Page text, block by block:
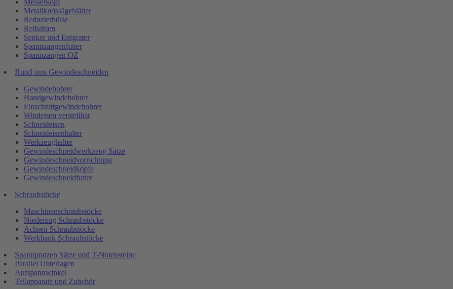
Messerkopf
Metallkreissägeblätter
Reduzierhülse
Reibahlen
Senker und Entgrater
Spannzangenfutter
Spannzangen OZ
Rund ums Gewindeschneiden
Gewindebohrer
Handgewindebohrer
Einschnittgewindebohrer
Windeisen verstellbar
Schneideisen
Schneideisenhalter
Werkzeughalter
Gewindeschneidwerkzeug Sätze
Gewindeschneidvorrichtung
Gewindeschneidköpfe
Gewindeschneidfutter
Schraubstöcke
Maschinenschraubstöcke
Niederzug Schraubstöcke
Achsen Schraubstöcke
Werkbank Schraubstöcke
Spannpratzen Sätze und T-Nutensteine
Parallel Unterlagen
Aufspannwinkel
Teilapparate und Zubehör